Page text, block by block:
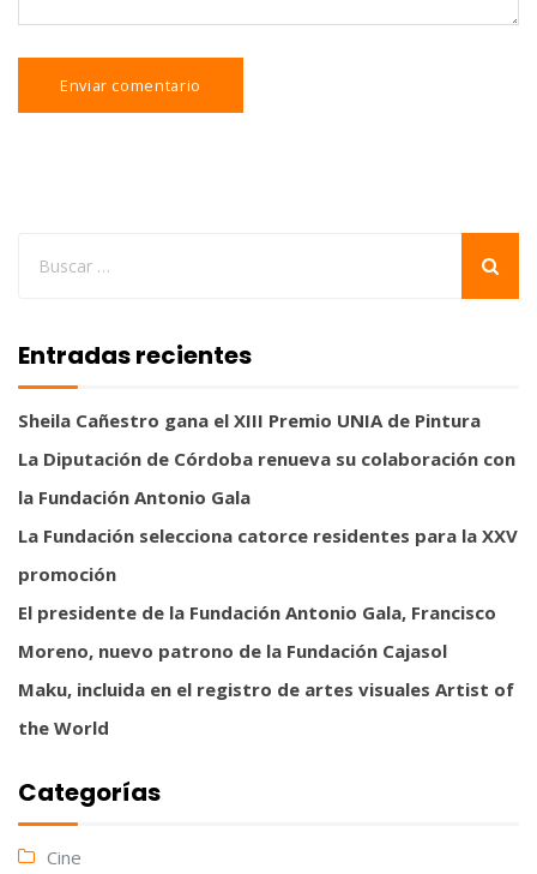
Entradas recientes
Sheila Cañestro gana el XIII Premio UNIA de Pintura
La Diputación de Córdoba renueva su colaboración con
la Fundación Antonio Gala
La Fundación selecciona catorce residentes para la XXV
promoción
El presidente de la Fundación Antonio Gala, Francisco
Moreno, nuevo patrono de la Fundación Cajasol
Maku, incluida en el registro de artes visuales Artist of
the World
Categorías
Cine